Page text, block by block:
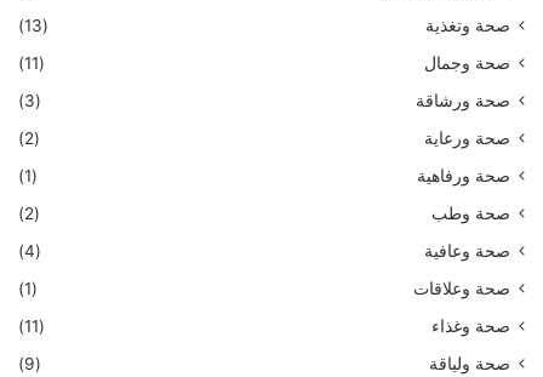
صحة وتغذية
(13)
صحة وجمال
(11)
صحة ورشاقة
(3)
صحة ورعاية
(2)
صحة ورفاهية
(1)
صحة وطب
(2)
صحة وعافية
(4)
صحة وعلاقات
(1)
صحة وغذاء
(11)
صحة ولياقة
(9)